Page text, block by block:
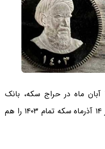
بعد از عرضه ربع سکه ۱۴۰۳ از ۱۹ آبان ماه در حراج سکه، بانک
مرکزی تصمیم گرفت در حراج امروز ۱۴ آذرماه سکه تمام ۱۴۰۳ را هم